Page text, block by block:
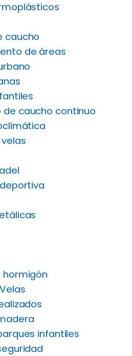
caucho
de áreas
de caucho continuo
hormigón
infantiles